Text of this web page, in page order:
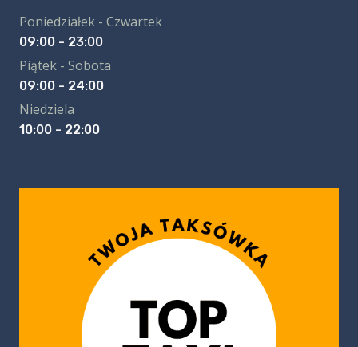
Poniedziałek - Czwartek
09:00 - 23:00
Piątek - Sobota
09:00 - 24:00
Niedziela
10:00 - 22:00